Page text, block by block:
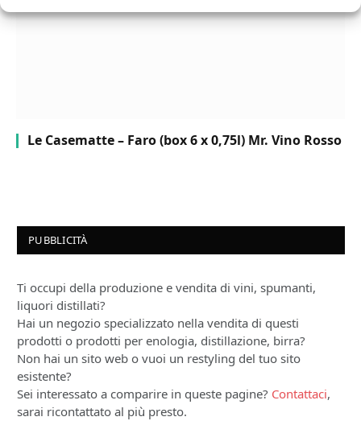
Le Casematte – Faro (box 6 x 0,75l) Mr. Vino Rosso
PUBBLICITÀ
Ti occupi della produzione e vendita di vini, spumanti,
liquori distillati?
Hai un negozio specializzato nella vendita di questi
prodotti o prodotti per enologia, distillazione, birra?
Non hai un sito web o vuoi un restyling del tuo sito
esistente?
Sei interessato a comparire in queste pagine? Contattaci,
sarai ricontattato al più presto.